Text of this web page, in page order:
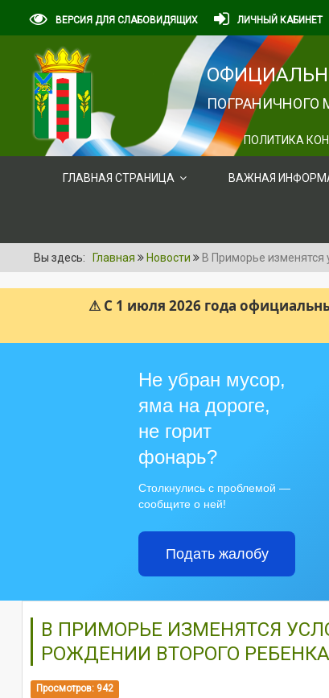
ВЕРСИЯ ДЛЯ СЛАБОВИДЯЩИХ ЛИЧНЫЙ КАБИНЕТ
ПОГРАНИЧНОГО
ПОЛИТИКА
ГЛАВНАЯ СТРАНИЦА ВАЖНАЯ
Вы здесь: Главная Новости В Приморье изменятся
⚠ С 1 июля 2026 года
Не убран мусор,
яма на дороге,
не горит
фонарь?
Столкнулись с проблемой —
сообщите о ней!
Подать жалобу
В ПРИМОРЬЕ ИЗМЕНЯТСЯ
РОЖДЕНИИ ВТОРОГО РЕБЕНКА
Просмотров: 942